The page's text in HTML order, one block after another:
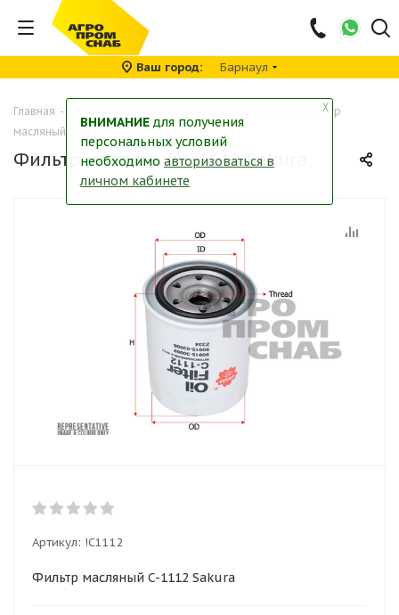
Ваш город Барнаул
Главная -
Фильтр
масляный C-1112 Sakura
Фильтр масляный C-1112 Sakura
Артикул: !C1112
Фильтр масляный C-1112 Sakura
╳
ВНИМАНИЕ для получения
персональных условий
необходимо авторизоваться в
личном кабинете